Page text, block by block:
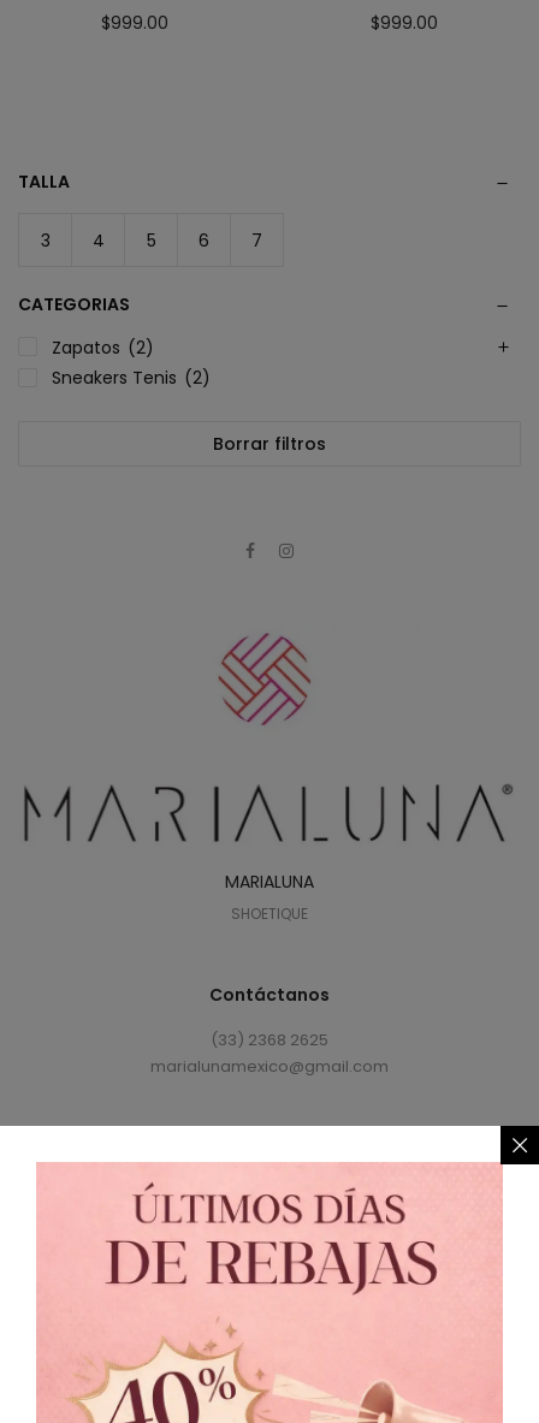
5.00
$999.00
5.00
$999.00
TALLA
3 4 5 6 7
CATEGORIAS
Zapatos (2)
Sneakers Tenis (2)
Borrar filtros
MARIALUNA
SHOETIQUE
Contáctanos
(33) 2368 2625
marialunamexico@gmail.com
Política de Privacidad // Política de Cambio